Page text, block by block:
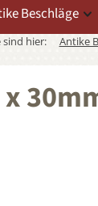
Beschläge
sind hier: Antike